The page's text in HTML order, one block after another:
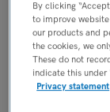
65 jaar)
werken,
By clicking
to improve
our products and
the cookies, we
These do not
indicate this under
Privacy statement